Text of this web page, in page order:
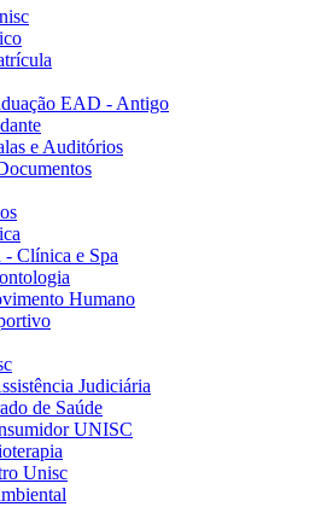
EAD - Antigo
e Auditórios
- Clínica e Spa
Humano
Judiciária
de Saúde
UNISC
Unisc